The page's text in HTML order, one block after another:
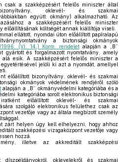
csak a szakképzésért felelős miniszter által
oklevél- és szakmai
együtt: okmány) alkalmazható. Az
a szakképzésért felelős miniszter
előállításának költségét annak kiállítója viseli.
ellátott, nyomdai úton előállított papíralapú
a biztonsági okmányok
1996. (VI. 14.) Korm. rendeletalapján a „B”
gyártott és forgalmazott nyomtatvány, amely
alá esik. A szakképzésért felelős miniszter a
jelöli ki azt a nyomdát, amellyel
előállított bizonyítvány, oklevél- és szakmai
okmányok védelmének rendjéről szóló
alapján a „B” okmányvédelmi kategóriába és a
kategóriába sorolt elektronikus biztonsági
előállított oklevél- és szakmai
szolgáló elektronikus felülethez csak az
vezetője vagy az általa megbízott személy
zárt helyen úgy kell elhelyezni, hogy ahhoz
szakképzési vizsgaközpont vezetője vagy
hozzá.
illetve az akkreditált szakképzési
oklevelekről és szakmai